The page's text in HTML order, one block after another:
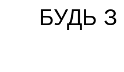
БУДЬ